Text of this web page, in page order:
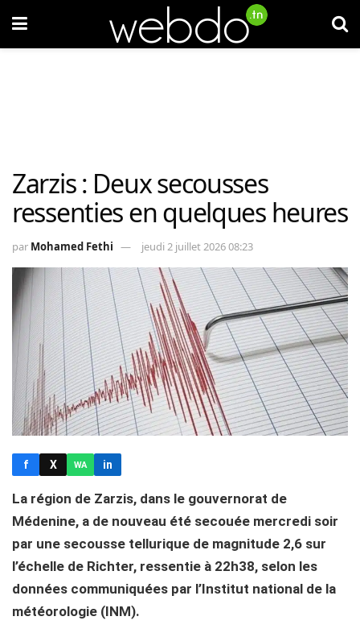
Zarzis : Deux secousses
ressenties en quelques heures
par Mohamed Fethi jeudi 2 juillet 2026 08:23
f X WA in
La région de Zarzis, dans le gouvernorat de
Médenine, a de nouveau été secouée mercredi soir
par une secousse tellurique de magnitude 2,6 sur
l’échelle de Richter, ressentie à 22h38, selon les
données communiquées par l’Institut national de la
météorologie (INM).